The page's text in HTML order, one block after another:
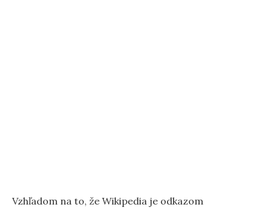
Vzhľadom na to, že Wikipedia je odkazom